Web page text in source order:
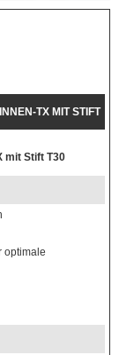
TX MIT STIFT
mit Stift T30
optimale